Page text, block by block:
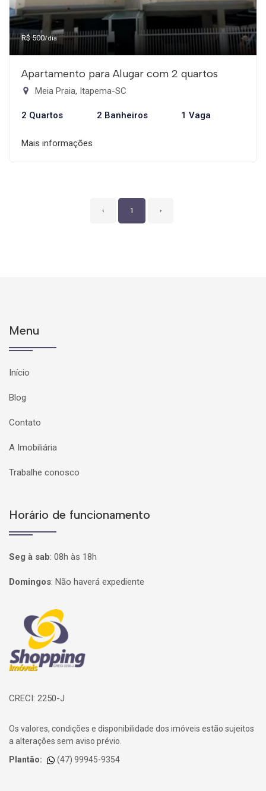
R$ 500/dia
Apartamento para Alugar com 2 quartos
Meia Praia, Itapema-SC
2 Quartos 2 Banheiros 1 Vaga
Mais informações
‹ 1 ›
Menu
Início
Blog
Contato
A Imobiliária
Trabalhe conosco
Horário de funcionamento
Seg à sab: 08h às 18h
Domingos: Não haverá expediente
Página inicial
CRECI: 2250-J
Os valores, condições e disponibilidade dos imóveis estão sujeitos
a alterações sem aviso prévio.
Plantão:
(47) 99945-9354